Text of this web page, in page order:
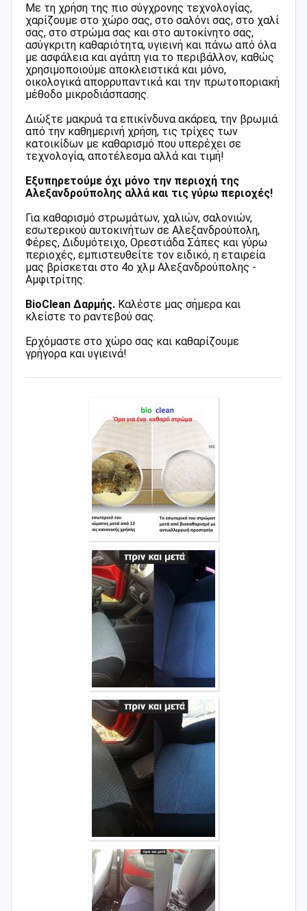
Με τη χρήση της πιο σύγχρονης τεχνολογίας,
χαρίζουμε στο χώρο σας, στο σαλόνι σας, στο χαλί
σας, στο στρώμα σας και στο αυτοκίνητο σας,
ασύγκριτη καθαριότητα, υγιεινή και πάνω από όλα
με ασφάλεια και αγάπη για το περιβάλλον, καθώς
χρησιμοποιούμε αποκλειστικά και μόνο,
οικολογικά απορρυπαντικά και την πρωτοποριακή
μέθοδο μικροδιάσπασης.
Διώξτε μακρυά τα επικίνδυνα ακάρεα, την βρωμιά
από την καθημερινή χρήση, τις τρίχες των
κατοικίδων με καθαρισμό που υπερέχει σε
τεχνολογία, αποτέλεσμα αλλά και τιμή!
Εξυπηρετούμε όχι μόνο την περιοχή της
Αλεξανδρούπολης αλλά και τις γύρω περιοχές!
Για καθαρισμό στρωμάτων, χαλιών, σαλονιών,
εσωτερικού αυτοκινήτων σε Αλεξανδρούπολη,
Φέρες, Διδυμότειχο, Ορεστιάδα Σάπες και γύρω
περιοχές, εμπιστευθείτε τον ειδικό, η εταιρεία
μας βρίσκεται στο 4ο χλμ Αλεξανδρούπολης -
Αμφιτρίτης.
BioClean Δαρμής. Καλέστε μας σήμερα και
κλείστε το ραντεβού σας.
Ερχόμαστε στο χώρο σας και καθαρίζουμε
γρήγορα και υγιεινά!